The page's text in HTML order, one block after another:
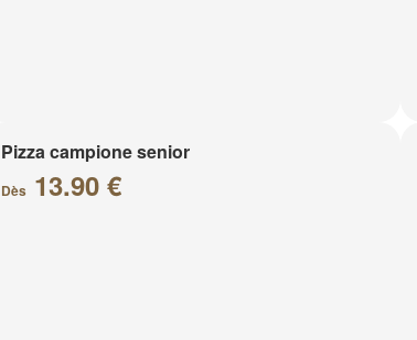
Pizza campione senior
Dès 13.90 €